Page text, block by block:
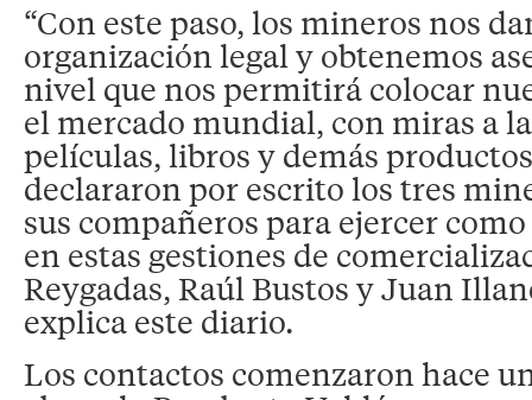
“Con este paso, los mineros nos
organización legal y obtenemos
nivel que nos permitirá colocar
el mercado mundial, con miras a
películas, libros y demás
declararon por escrito los tres
sus compañeros para ejercer
en estas gestiones de
Reygadas, Raúl Bustos y Juan
explica este diario.
Los contactos comenzaron hace